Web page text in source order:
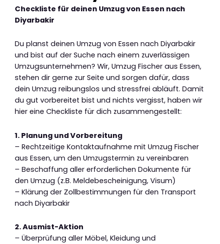
Checkliste für deinen Umzug von Essen nach
Diyarbakir
Du planst deinen Umzug von Essen nach Diyarbakir
und bist auf der Suche nach einem zuverlässigen
Umzugsunternehmen? Wir, Umzug Fischer aus Essen,
stehen dir gerne zur Seite und sorgen dafür, dass
dein Umzug reibungslos und stressfrei abläuft. Damit
du gut vorbereitet bist und nichts vergisst, haben wir
hier eine Checkliste für dich zusammengestellt:
1. Planung und Vorbereitung
– Rechtzeitige Kontaktaufnahme mit Umzug Fischer
aus Essen, um den Umzugstermin zu vereinbaren
– Beschaffung aller erforderlichen Dokumente für
den Umzug (z.B. Meldebescheinigung, Visum)
– Klärung der Zollbestimmungen für den Transport
nach Diyarbakir
2. Ausmist-Aktion
– Überprüfung aller Möbel, Kleidung und